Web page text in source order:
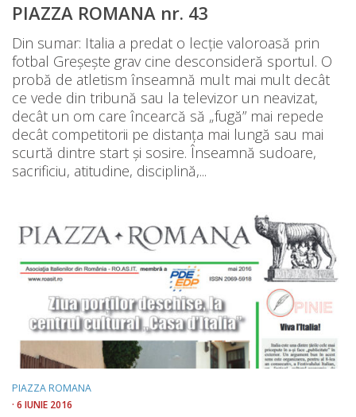
PIAZZA ROMANA nr. 43
Din sumar: Italia a predat o lecție valoroasă prin
fotbal Greșește grav cine desconsideră sportul. O
probă de atletism înseamnă mult mai mult decât
ce vede din tribună sau la televizor un neavizat,
decât un om care încearcă să „fugă” mai repede
decât competitorii pe distanța mai lungă sau mai
scurtă dintre start și sosire. Înseamnă sudoare,
sacrificiu, atitudine, disciplină,...
PIAZZA ROMANA
· 6 IUNIE 2016